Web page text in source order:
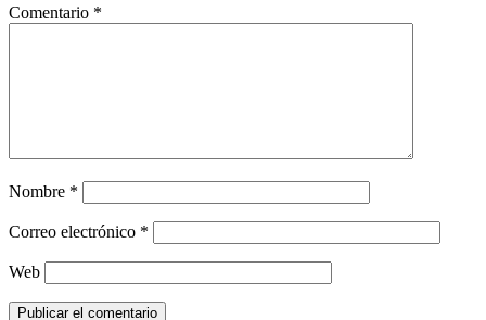
Comentario *
Nombre *
Correo electrónico *
Web